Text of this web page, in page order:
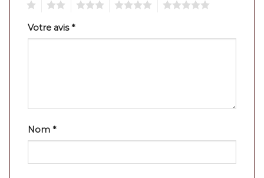
Votre avis*
Nom *